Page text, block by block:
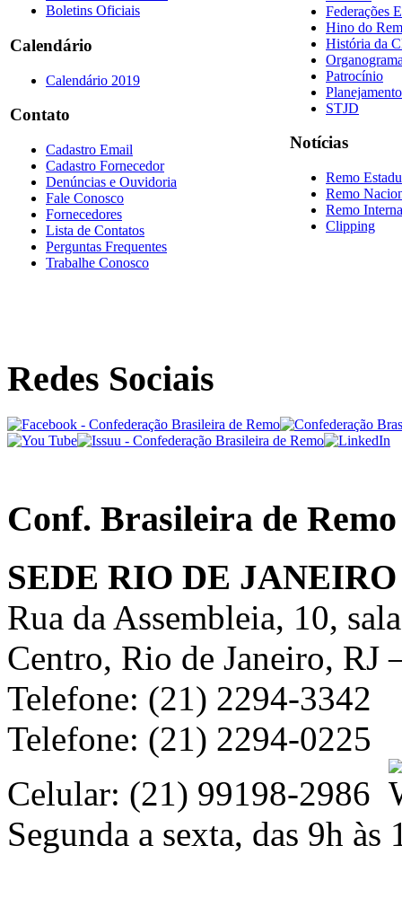
Boletins Oficiais
Calendário
Calendário 2019
Contato
Cadastro Email
Cadastro Fornecedor
Denúncias e Ouvidoria
Fale Conosco
Fornecedores
Lista de Contatos
Perguntas Frequentes
Trabalhe Conosco
Federações
Hino do
História da
Patrocínio
STJD
Notícias
Remo
Remo
Remo
Clipping
Redes Sociais
Conf. Brasileira de Remo
SEDE RIO DE JANEIRO
Rua da Assembleia, 10,
Centro, Rio de Janeiro, RJ
Telefone: (21) 2294-3342
Telefone: (21) 2294-0225
Celular: (21) 99198-2986
Segunda a sexta, das 9h às